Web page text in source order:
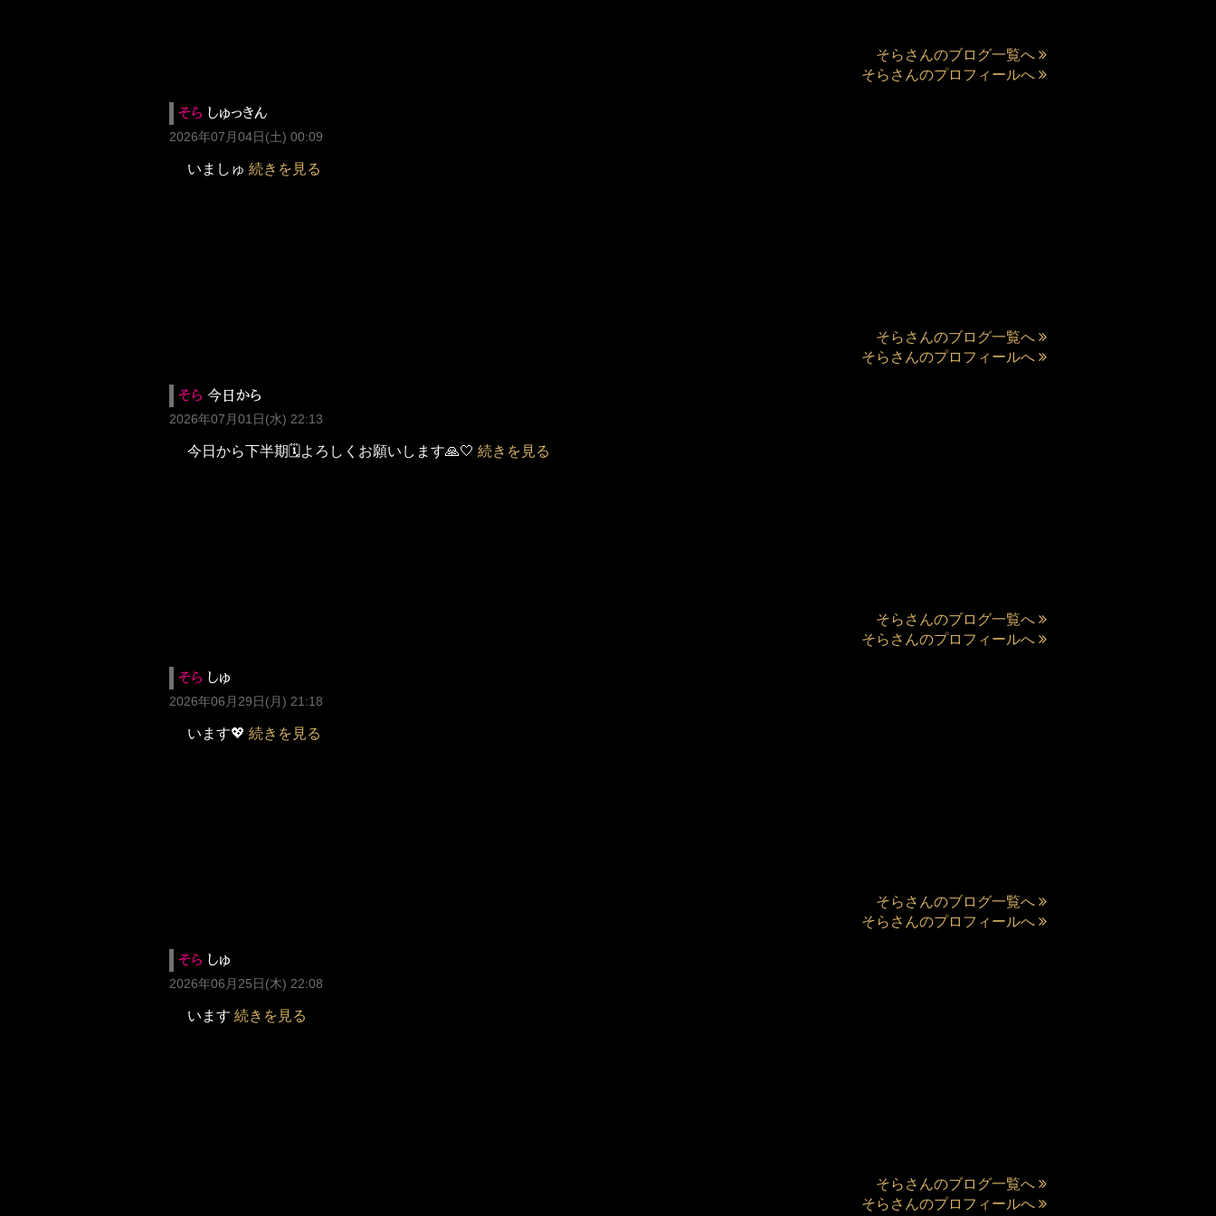
そらさんのブログ一覧へ
そらさんのプロフィールへ
そら しゅっきん
2026年07月04日(土) 00:09
いましゅ 続きを見る
そらさんのブログ一覧へ
そらさんのプロフィールへ
そら 今日から
2026年07月01日(水) 22:13
今日から下半期🗓よろしくお願いします🙏‎🤍 続きを見る
そらさんのブログ一覧へ
そらさんのプロフィールへ
そら しゅ
2026年06月29日(月) 21:18
います💖 続きを見る
そらさんのブログ一覧へ
そらさんのプロフィールへ
そら しゅ
2026年06月25日(木) 22:08
います 続きを見る
そらさんのブログ一覧へ
そらさんのプロフィールへ